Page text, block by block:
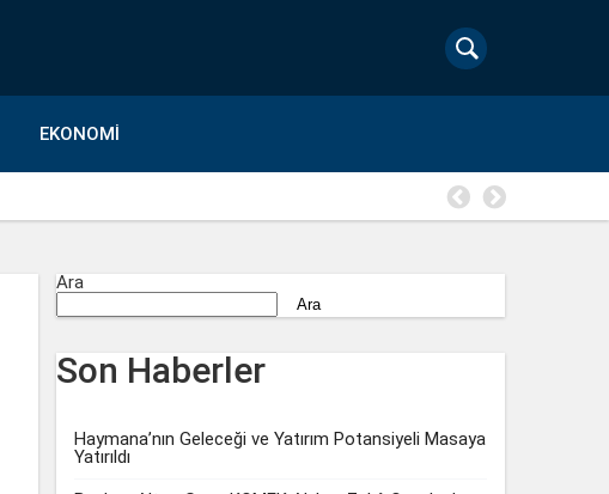
EKONOMI
Ara
Ara
Son Haberler
Haymana’nın Geleceği ve Yatırım Potansiyeli Masaya
Yatırıldı